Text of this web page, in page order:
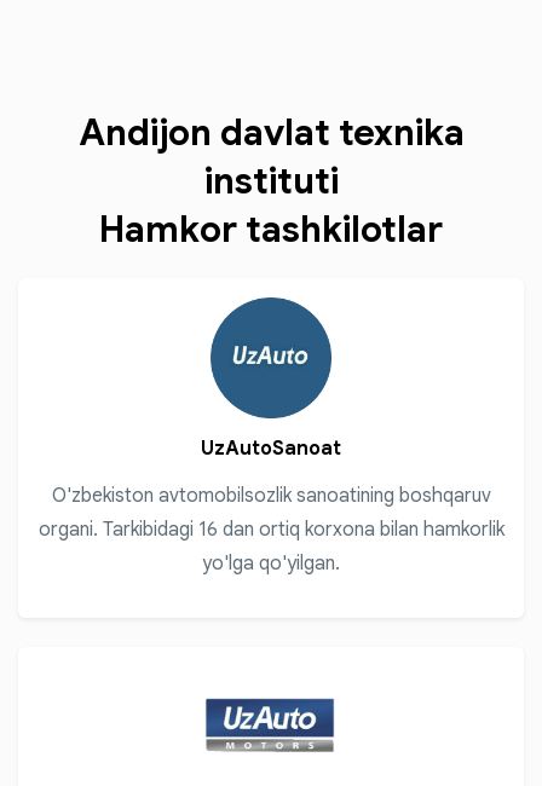
Andijon davlat texnika
instituti
Hamkor tashkilotlar
UzAutoSanoat
O'zbekiston avtomobilsozlik sanoatining boshqaruv
organi. Tarkibidagi 16 dan ortiq korxona bilan hamkorlik
yo'lga qo'yilgan.